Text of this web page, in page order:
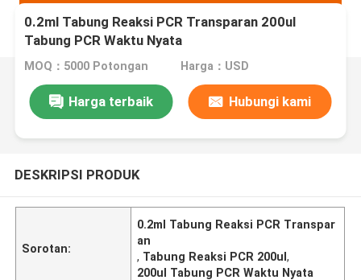
0.2ml Tabung Reaksi PCR Transparan 200ul
Tabung PCR Waktu Nyata
MOQ：5000 Potongan Harga：USD
Harga terbaik Hubungi kami
DESKRIPSI PRODUK
Sorotan:
0.2ml Tabung Reaksi PCR Transpar
an
, Tabung Reaksi PCR 200ul,
200ul Tabung PCR Waktu Nyata